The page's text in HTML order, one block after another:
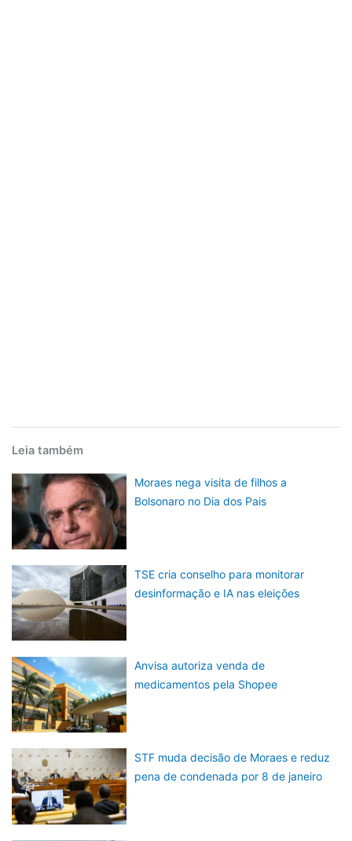
Leia também
Moraes nega visita de filhos a
Bolsonaro no Dia dos Pais
TSE cria conselho para monitorar
desinformação e IA nas eleições
Anvisa autoriza venda de
medicamentos pela Shopee
STF muda decisão de Moraes e reduz
pena de condenada por 8 de janeiro